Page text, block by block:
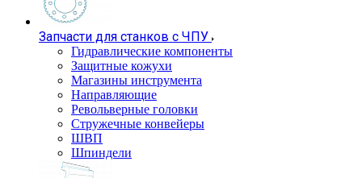
Запчасти для станков с ЧПУ
Гидравлические компоненты
Защитные кожухи
Магазины инструмента
Направляющие
Револьверные головки
Стружечные конвейеры
ШВП
Шпиндели